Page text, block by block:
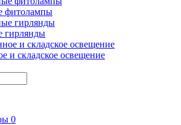
фитолампы
гирлянды
и складское освещение
0